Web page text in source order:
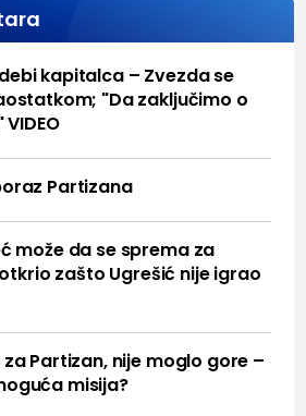
kapitalca – Zvezda se
"Da zaključimo o
Partizana
može da se sprema za
zašto Ugrešić nije igrao
Partizan, nije moglo gore –
misija?